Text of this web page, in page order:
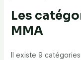
Les
MMA
Il existe 9 catégories